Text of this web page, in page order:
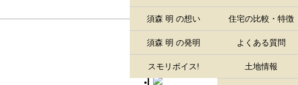
須森 明 の想い
須森 明 の発明
スモリボイス!
住宅の比較・特徴
よくある質問
土地情報
HOME>マンガでわかるスモリの家>いつま